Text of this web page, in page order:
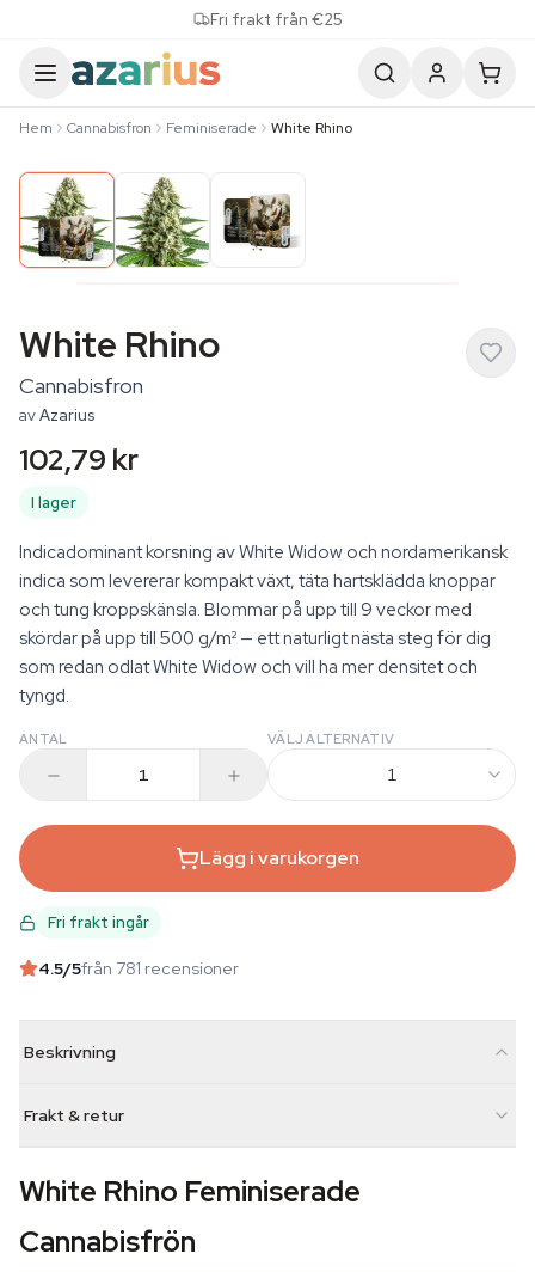
Fri frakt från €25
Hem Cannabisfron Feminiserade White Rhino
White Rhino
Cannabisfron
avAzarius
102,79 kr
I lager
Indicadominant korsning av White Widow och nordamerikansk
indica som levererar kompakt växt, täta hartsklädda knoppar
och tung kroppskänsla. Blommar på upp till 9 veckor med
skördar på upp till 500 g/m² — ett naturligt nästa steg för dig
som redan odlat White Widow och vill ha mer densitet och
tyngd.
ANTAL VÄLJ ALTERNATIV
1
Lägg i varukorgen
Fri frakt ingår
4.5/5från 781 recensioner
Beskrivning
Frakt & retur
White Rhino Feminiserade
Cannabisfrön